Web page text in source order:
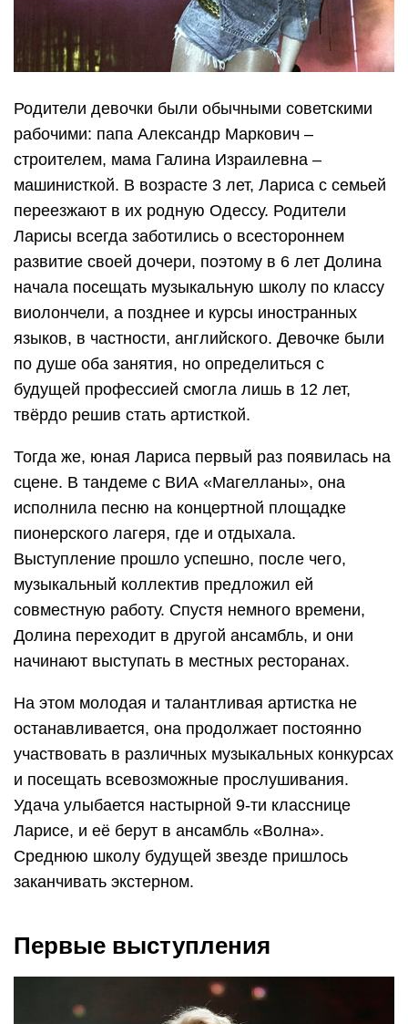
Родители девочки были обычными советскими
рабочими: папа Александр Маркович –
строителем, мама Галина Израилевна –
машинисткой. В возрасте 3 лет, Лариса с семьей
переезжают в их родную Одессу. Родители
Ларисы всегда заботились о всестороннем
развитие своей дочери, поэтому в 6 лет Долина
начала посещать музыкальную школу по классу
виолончели, а позднее и курсы иностранных
языков, в частности, английского. Девочке были
по душе оба занятия, но определиться с
будущей профессией смогла лишь в 12 лет,
твёрдо решив стать артисткой.
Тогда же, юная Лариса первый раз появилась на
сцене. В тандеме с ВИА «Магелланы», она
исполнила песню на концертной площадке
пионерского лагеря, где и отдыхала.
Выступление прошло успешно, после чего,
музыкальный коллектив предложил ей
совместную работу. Спустя немного времени,
Долина переходит в другой ансамбль, и они
начинают выступать в местных ресторанах.
На этом молодая и талантливая артистка не
останавливается, она продолжает постоянно
участвовать в различных музыкальных конкурсах
и посещать всевозможные прослушивания.
Удача улыбается настырной 9-ти класснице
Ларисе, и её берут в ансамбль «Волна».
Среднюю школу будущей звезде пришлось
заканчивать экстерном.
Первые выступления